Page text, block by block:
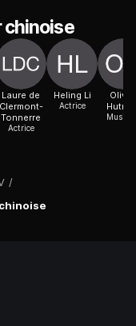
/
chinoise
Laure de
Clermont-
Tonnerre
Actrice
Heling Li
Actrice